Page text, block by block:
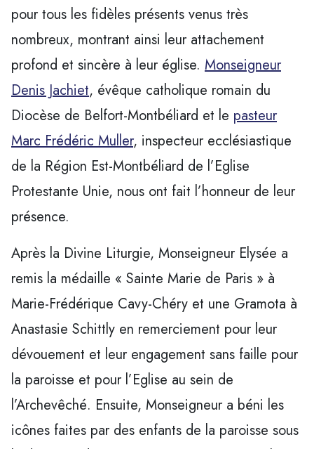
pour tous les fidèles présents venus très
nombreux, montrant ainsi leur attachement
profond et sincère à leur église. Monseigneur
Denis Jachiet, évêque catholique romain du
Diocèse de Belfort-Montbéliard et le pasteur
Marc Frédéric Muller, inspecteur ecclésiastique
de la Région Est-Montbéliard de l’Eglise
Protestante Unie, nous ont fait l’honneur de leur
présence.
Après la Divine Liturgie, Monseigneur Elysée a
remis la médaille « Sainte Marie de Paris » à
Marie-Frédérique Cavy-Chéry et une Gramota à
Anastasie Schittly en remerciement pour leur
dévouement et leur engagement sans faille pour
la paroisse et pour l’Eglise au sein de
l’Archevêché. Ensuite, Monseigneur a béni les
icônes faites par des enfants de la paroisse sous